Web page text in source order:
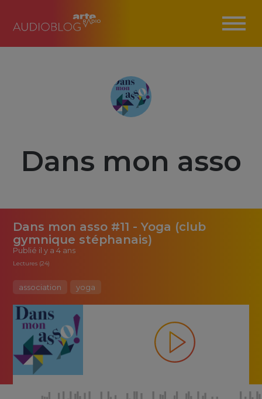
Dans mon asso
Dans mon asso #11 - Yoga (club
gymnique stéphanais)
Publié il y a 4 ans
Lectures (24)
association yoga